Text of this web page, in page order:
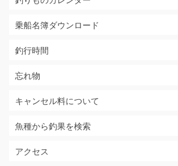
乗船名簿ダウンロード
釣行時間
忘れ物
キャンセル料について
魚種から釣果を検索
アクセス